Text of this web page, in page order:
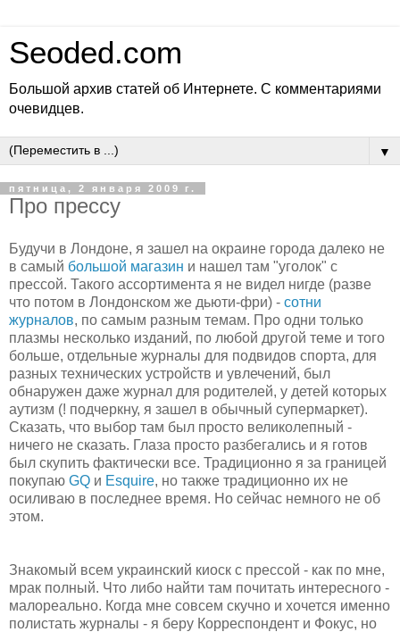
Seoded.com
Большой архив статей об Интернете. С комментариями
очевидцев.
▼
пятница, 2 января 2009 г.
Про прессу
Будучи в Лондоне, я зашел на окраине города далеко не
в самый большой магазин и нашел там "уголок" с
прессой. Такого ассортимента я не видел нигде (разве
что потом в Лондонском же дьюти-фри) - сотни
журналов, по самым разным темам. Про одни только
плазмы несколько изданий, по любой другой теме и того
больше, отдельные журналы для подвидов спорта, для
разных технических устройств и увлечений, был
обнаружен даже журнал для родителей, у детей которых
аутизм (! подчеркну, я зашел в обычный супермаркет).
Сказать, что выбор там был просто великолепный -
ничего не сказать. Глаза просто разбегались и я готов
был скупить фактически все. Традиционно я за границей
покупаю GQ и Esquire, но также традиционно их не
осиливаю в последнее время. Но сейчас немного не об
этом.
Знакомый всем украинский киоск с прессой - как по мне,
мрак полный. Что либо найти там почитать интересного -
малореально. Когда мне совсем скучно и хочется именно
полистать журналы - я беру Корреспондент и Фокус, но